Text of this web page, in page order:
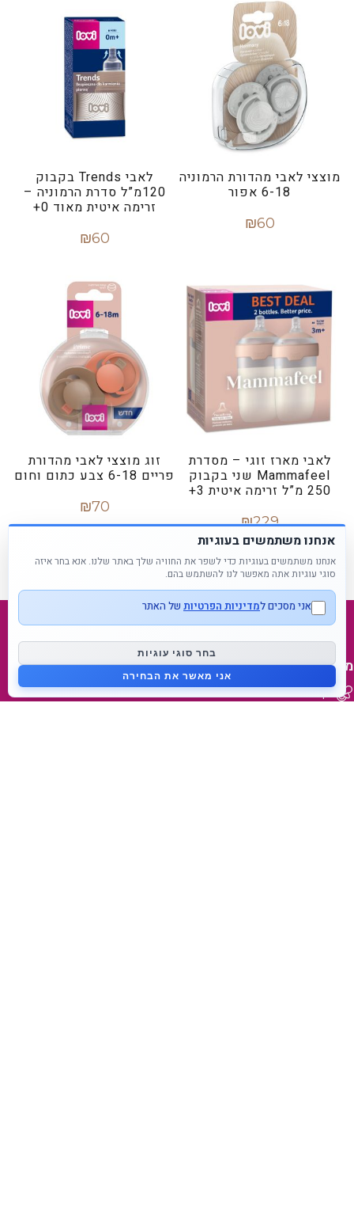
מוצצי לאבי מהדורת הרמוניה
6-18 אפור
₪60
לאבי Trends בקבוק
120מ”ל סדרת הרמוניה –
זרימה איטית מאוד 0+
₪60
לאבי מארז זוגי – מסדרת
Mammafeel שני בקבוק
250 מ”ל זרימה איטית 3+
₪229
הוספה לסל
זוג מוצצי לאבי מהדורת
פריים 6-18 צבע כתום וחום
₪70
מפת אתר
דף בית
אנחנו משתמשים בעוגיות
אנחנו משתמשים בעוגיות כדי לשפר את החוויה שלך באתר שלנו. אנא בחר איזה
סוגי עוגיות אתה מאפשר לנו להשתמש בהם.
אני מסכים למדיניות הפרטיות של האתר
בחר סוגי עוגיות
אני מאשר את הבחירה